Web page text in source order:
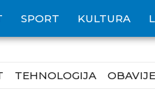
SPORT KULTURA
TEHNOLOGIJA